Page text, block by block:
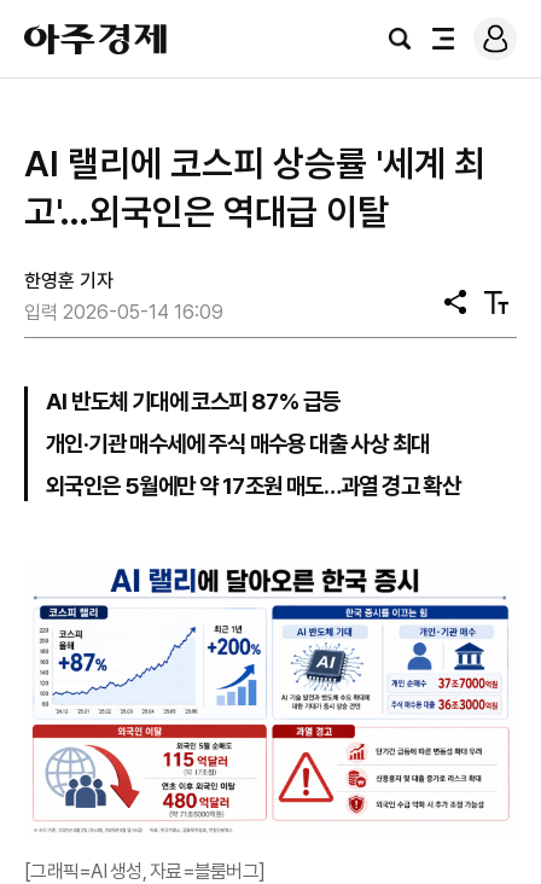
아
주
경
검
전
로
그
AI 랠리에 코스피 상승률 '세계 최
고'…외국인은 역대급 이탈
한영훈 기자
입력 2026-05-14 16:09
공
유
텍
스
AI 반도체 기대에 코스피 87% 급등
개인·기관 매수세에 주식 매수용 대출 사상 최대
외국인은 5월에만 약 17조원 매도…과열 경고 확산
[그래픽=AI 생성, 자료=블룸버그]